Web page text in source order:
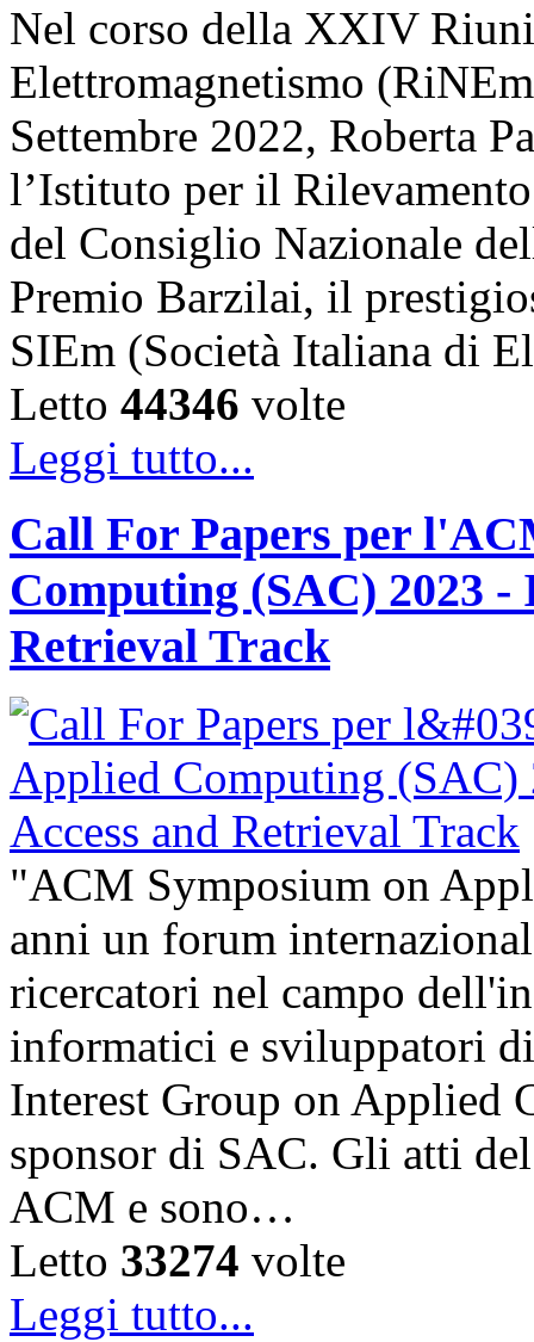
Nel corso della XXIV
Elettromagnetismo
Settembre 2022, Roberta
l’Istituto per il
del Consiglio Nazionale
Premio Barzilai, il
SIEm (Società Italiana di
Letto 44346 volte
Leggi tutto...
Call For Papers per
Computing (SAC) 2023
Retrieval Track
"ACM Symposium on
anni un forum
ricercatori nel campo
informatici e sviluppatori
Interest Group on Applied
sponsor di SAC. Gli atti
ACM e sono…
Letto 33274 volte
Leggi tutto...